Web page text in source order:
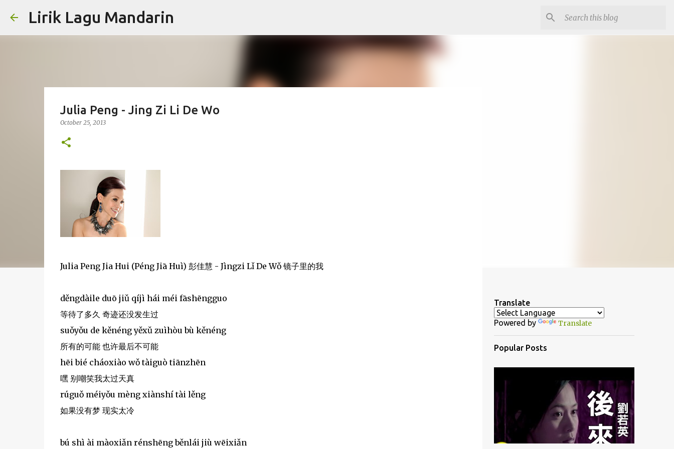
Lirik Lagu Mandarin
Julia Peng - Jing Zi Li De Wo
October 25, 2013
Julia Peng Jia Hui (Péng Jiā Huì) 彭佳慧 - Jìngzi Lǐ De Wǒ 镜子里的我
děngdàile duō jiǔ qíjì hái méi fāshēngguo
等待了多久 奇迹还没发生过
suǒyǒu de kěnéng yěxǔ zuìhòu bù kěnéng
所有的可能 也许最后不可能
hēi bié cháoxiào wǒ tàiguò tiānzhēn
嘿 别嘲笑我太过天真
rúguǒ méiyǒu mèng xiànshí tài lěng
如果没有梦 现实太冷
bú shì ài màoxiǎn rénshēng běnlái jiù wēixiǎn
Translate
Powered by Translate
Popular Posts